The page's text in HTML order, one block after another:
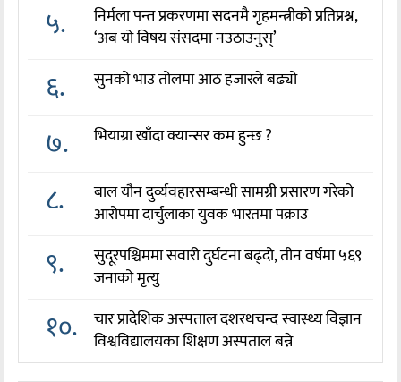
५.
निर्मला पन्त प्रकरणमा सदनमै गृहमन्त्रीको प्रतिप्रश्न,
‘अब यो विषय संसदमा नउठाउनुस्’
६. सुनको भाउ तोलमा आठ हजारले बढ्यो
७. भियाग्रा खाँदा क्यान्सर कम हुन्छ ?
८.
बाल यौन दुर्व्यवहारसम्बन्धी सामग्री प्रसारण गरेको
आरोपमा दार्चुलाका युवक भारतमा पक्राउ
९.
सुदूरपश्चिममा सवारी दुर्घटना बढ्दो, तीन वर्षमा ५६९
जनाको मृत्यु
१०.
चार प्रादेशिक अस्पताल दशरथचन्द स्वास्थ्य विज्ञान
विश्वविद्यालयका शिक्षण अस्पताल बन्ने